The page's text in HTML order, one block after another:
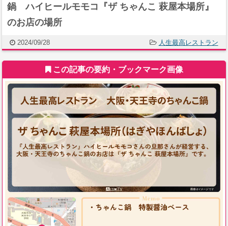
鍋 ハイヒールモモコ『ザ ちゃんこ 萩屋本場所』
のお店の場所
2024/09/28 人生最高レストラン
この記事の要約・ブックマーク画像